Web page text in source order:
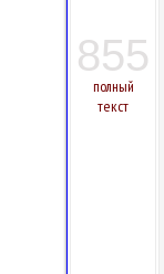
855
полный
текст